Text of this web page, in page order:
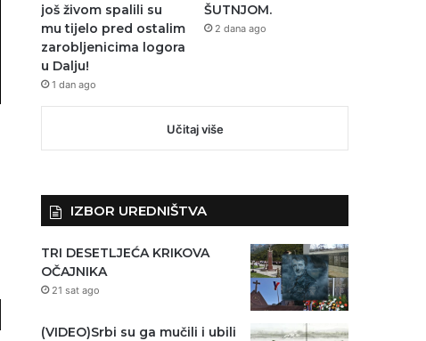
još živom spalili su
mu tijelo pred ostalim
zarobljenicima logora
u Dalju!
1 dan ago
ŠUTNJOM.
2 dana ago
Učitaj više
IZBOR UREDNIŠTVA
TRI DESETLJEĆA KRIKOVA
OČAJNIKA
21 sat ago
(VIDEO)Srbi su ga mučili i ubili